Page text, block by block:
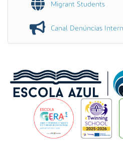
Migrant Students
Canal Denúncias